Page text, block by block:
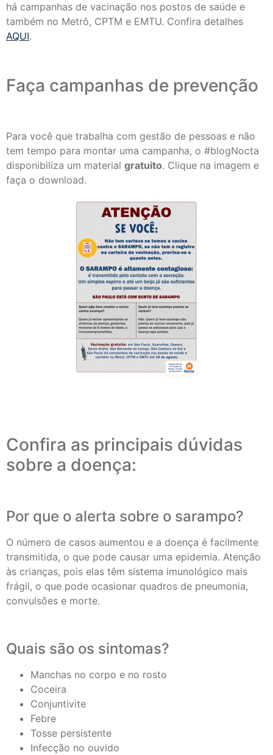
há campanhas de vacinação nos postos de saúde e
também no Metrô, CPTM e EMTU. Confira detalhes
AQUI.
Faça campanhas de prevenção
Para você que trabalha com gestão de pessoas e não
tem tempo para montar uma campanha, o #blogNocta
disponibiliza um material gratuito. Clique na imagem e
faça o download.
Confira as principais dúvidas
sobre a doença:
Por que o alerta sobre o sarampo?
O número de casos aumentou e a doença é facilmente
transmitida, o que pode causar uma epidemia. Atenção
às crianças, pois elas têm sistema imunológico mais
frágil, o que pode ocasionar quadros de pneumonia,
convulsões e morte.
Quais são os sintomas?
Manchas no corpo e no rosto
Coceira
Conjuntivite
Febre
Tosse persistente
Infecção no ouvido